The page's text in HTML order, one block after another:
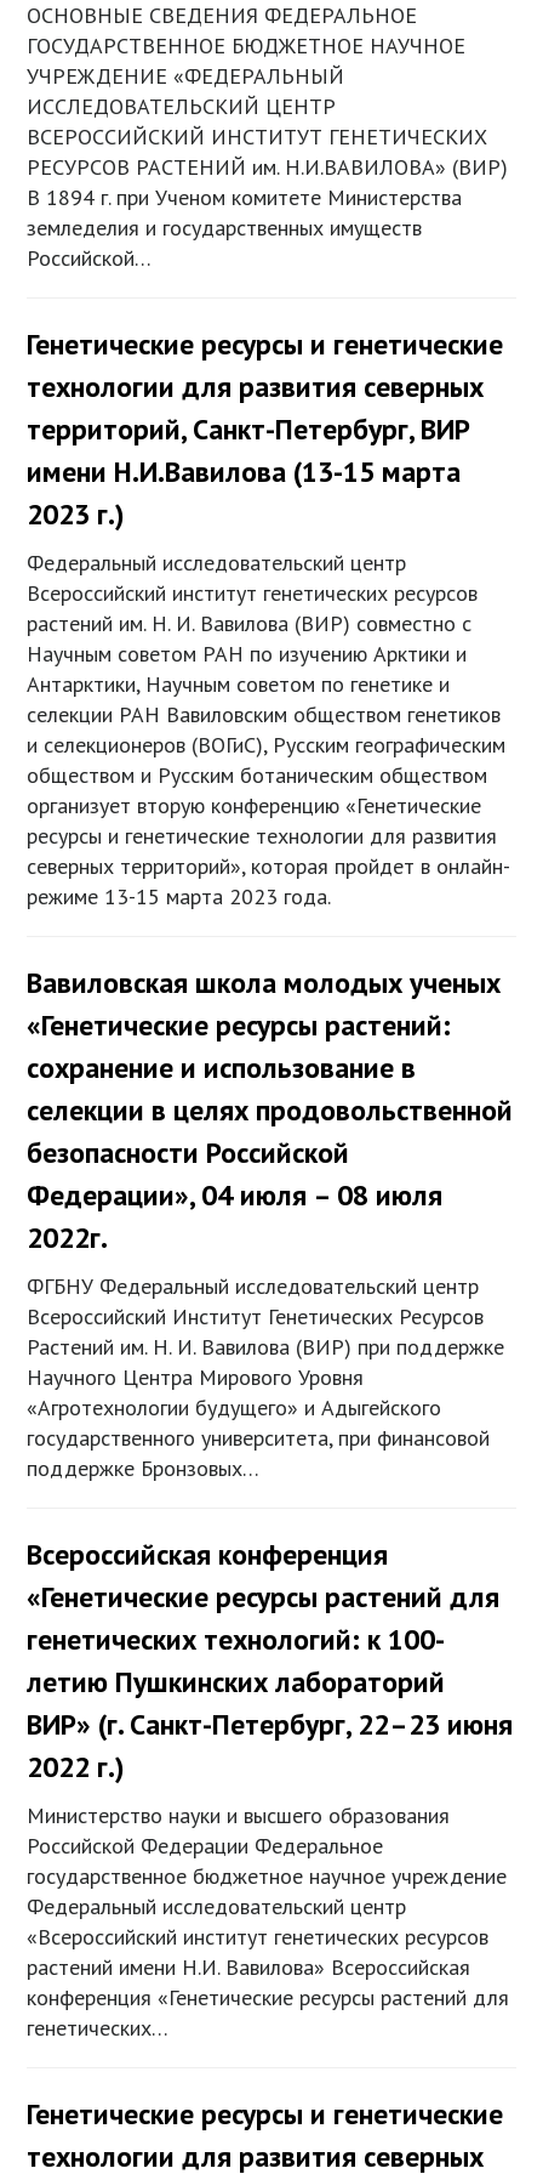
ОСНОВНЫЕ СВЕДЕНИЯ ФЕДЕРАЛЬНОЕ
ГОСУДАРСТВЕННОЕ БЮДЖЕТНОЕ НАУЧНОЕ
УЧРЕЖДЕНИЕ «ФЕДЕРАЛЬНЫЙ
ИССЛЕДОВАТЕЛЬСКИЙ ЦЕНТР
ВСЕРОССИЙСКИЙ ИНСТИТУТ ГЕНЕТИЧЕСКИХ
РЕСУРСОВ РАСТЕНИЙ им. Н.И.ВАВИЛОВА» (ВИР)
В 1894 г. при Ученом комитете Министерства
земледелия и государственных имуществ
Российской…
Генетические ресурсы и генетические
технологии для развития северных
территорий, Санкт-Петербург, ВИР
имени Н.И.Вавилова (13-15 марта
2023 г.)
Федеральный исследовательский центр
Всероссийский институт генетических ресурсов
растений им. Н. И. Вавилова (ВИР) совместно с
Научным советом РАН по изучению Арктики и
Антарктики, Научным советом по генетике и
селекции РАН Вавиловским обществом генетиков
и селекционеров (ВОГиС), Русским географическим
обществом и Русским ботаническим обществом
организует вторую конференцию «Генетические
ресурсы и генетические технологии для развития
северных территорий», которая пройдет в онлайн-
режиме 13-15 марта 2023 года.
Вавиловская школа молодых ученых
«Генетические ресурсы растений:
сохранение и использование в
селекции в целях продовольственной
безопасности Российской
Федерации», 04 июля – 08 июля
2022г.
ФГБНУ Федеральный исследовательский центр
Всероссийский Институт Генетических Ресурсов
Растений им. Н. И. Вавилова (ВИР) при поддержке
Научного Центра Мирового Уровня
«Агротехнологии будущего» и Адыгейского
государственного университета, при финансовой
поддержке Бронзовых…
Всероссийская конференция
«Генетические ресурсы растений для
генетических технологий: к 100-
летию Пушкинских лабораторий
ВИР» (г. Санкт-Петербург, 22–23 июня
2022 г.)
Министерство науки и высшего образования
Российской Федерации Федеральное
государственное бюджетное научное учреждение
Федеральный исследовательский центр
«Всероссийский институт генетических ресурсов
растений имени Н.И. Вавилова» Всероссийская
конференция «Генетические ресурсы растений для
генетических…
Генетические ресурсы и генетические
технологии для развития северных